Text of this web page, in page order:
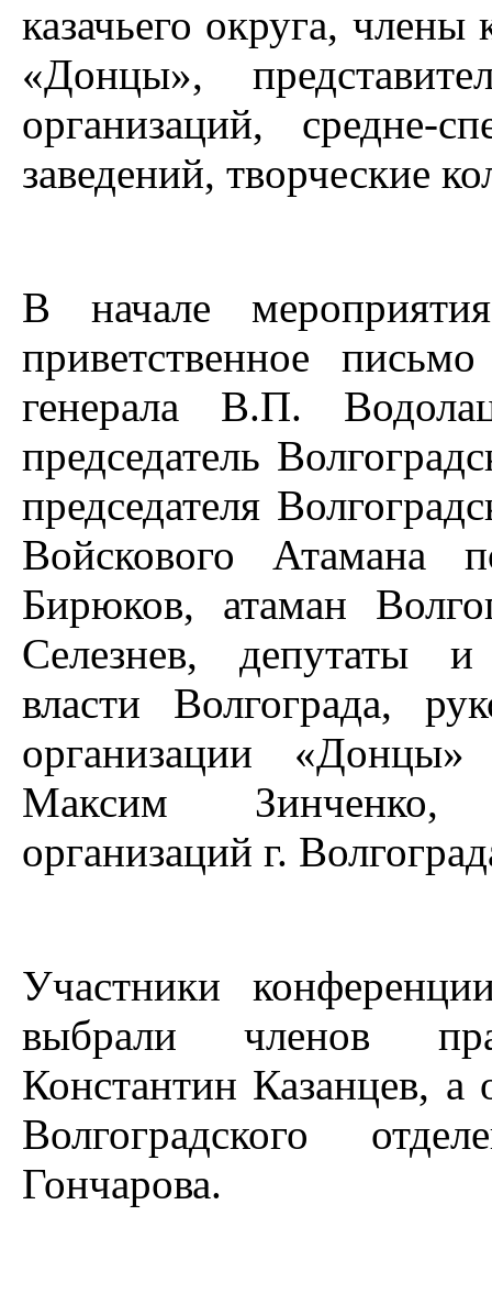
казачьего округа,
«Донцы»,
организаций,
заведений, творческие
В начале
приветственное
генерала В.П.
председатель
председателя
Войскового Атамана
Бирюков, атаман
Селезнев, депутаты и
власти Волгограда,
организации
Максим Зинченко,
организаций г.
Участники
выбрали членов
Константин Казанцев, а
Волгоградского
Гончарова.